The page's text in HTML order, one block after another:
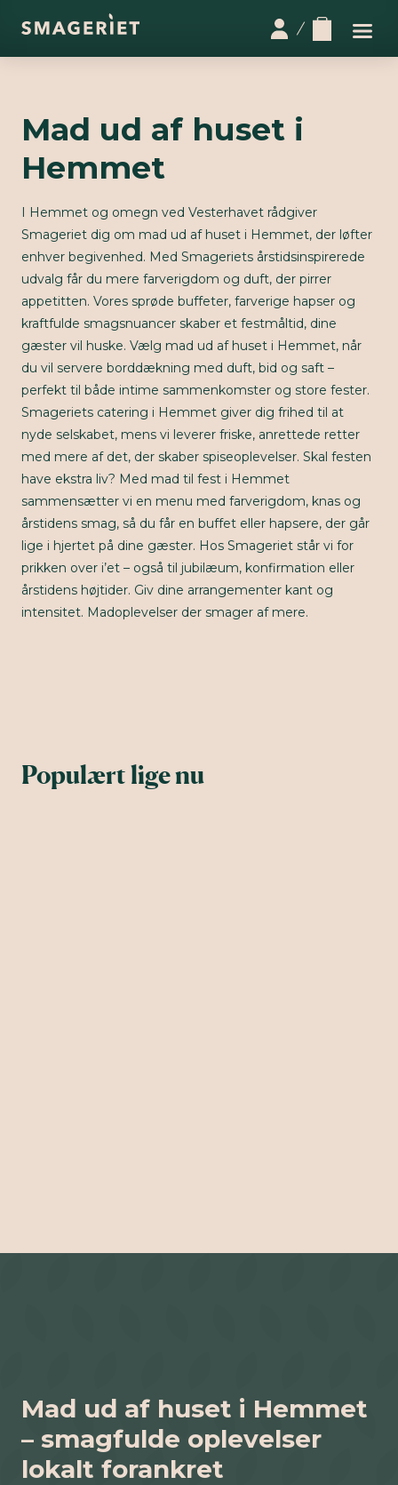
Mad ud af huset i
Hemmet
I Hemmet og omegn ved Vesterhavet rådgiver
Smageriet dig om mad ud af huset i Hemmet, der løfter
enhver begivenhed. Med Smageriets årstidsinspirerede
udvalg får du mere farverigdom og duft, der pirrer
appetitten. Vores sprøde buffeter, farverige hapser og
kraftfulde smagsnuancer skaber et festmåltid, dine
gæster vil huske. Vælg mad ud af huset i Hemmet, når
du vil servere borddækning med duft, bid og saft –
perfekt til både intime sammenkomster og store fester.
Smageriets catering i Hemmet giver dig frihed til at
nyde selskabet, mens vi leverer friske, anrettede retter
med mere af det, der skaber spiseoplevelser. Skal festen
have ekstra liv? Med mad til fest i Hemmet
sammensætter vi en menu med farverigdom, knas og
årstidens smag, så du får en buffet eller hapsere, der går
lige i hjertet på dine gæster. Hos Smageriet står vi for
prikken over i’et – også til jubilæum, konfirmation eller
årstidens højtider. Giv dine arrangementer kant og
intensitet. Madoplevelser der smager af mere.
Populært lige nu
Mad ud af huset i Hemmet
– smagfulde oplevelser
lokalt forankret